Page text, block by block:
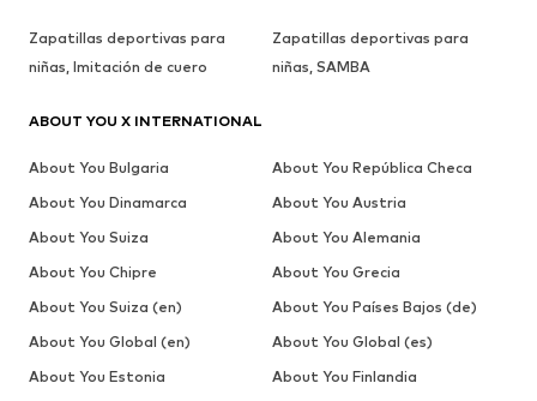
Zapatillas deportivas para
niñas, Imitación de cuero
Zapatillas deportivas para
niñas, SAMBA
ABOUT YOU X INTERNATIONAL
About You Bulgaria
About You República Checa
About You Dinamarca
About You Austria
About You Suiza
About You Alemania
About You Chipre
About You Grecia
About You Suiza (en)
About You Países Bajos (de)
About You Global (en)
About You Global (es)
About You Estonia
About You Finlandia